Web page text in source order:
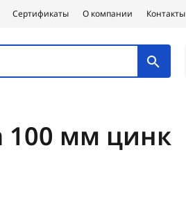
Сертификаты О компании Контакты
100 мм цинк